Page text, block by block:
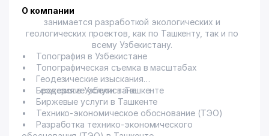
О компании
занимается разработкой экологических и
геологических проектов, как по Ташкенту, так и по
всему Узбекистану.
• Топография в Узбекистане
• Топографическая съемка в масштабах
• Геодезические изыскания
• Геодезия в Узбекистане
• Брокерские услуги в Ташкенте
• Биржевые услуги в Ташкенте
• Технико-экономическое обоснование (ТЭО)
• Разработка технико-экономического